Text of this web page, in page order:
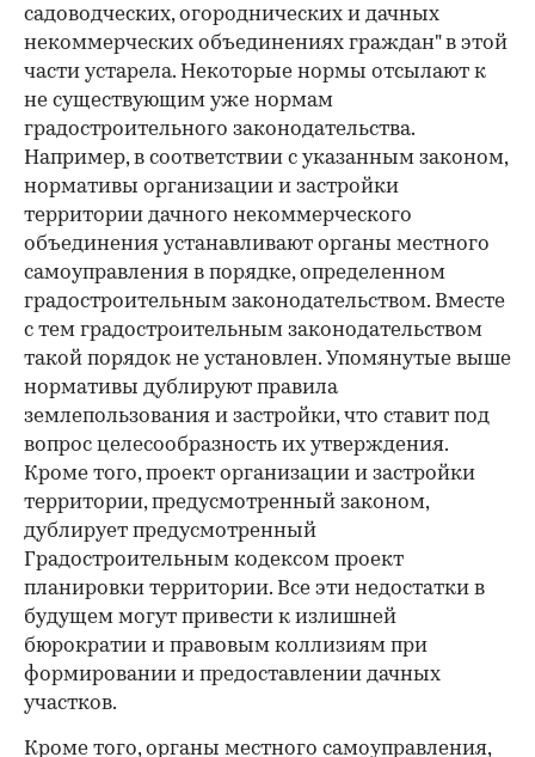
садоводческих, огороднических и дачных
некоммерческих объединениях граждан" в этой
части устарела. Некоторые нормы отсылают к
не существующим уже нормам
градостроительного законодательства.
Например, в соответствии с указанным законом,
нормативы организации и застройки
территории дачного некоммерческого
объединения устанавливают органы местного
самоуправления в порядке, определенном
градостроительным законодательством. Вместе
с тем градостроительным законодательством
такой порядок не установлен. Упомянутые выше
нормативы дублируют правила
землепользования и застройки, что ставит под
вопрос целесообразность их утверждения.
Кроме того, проект организации и застройки
территории, предусмотренный законом,
дублирует предусмотренный
Градостроительным кодексом проект
планировки территории. Все эти недостатки в
будущем могут привести к излишней
бюрократии и правовым коллизиям при
формировании и предоставлении дачных
участков.
Кроме того, органы местного самоуправления,